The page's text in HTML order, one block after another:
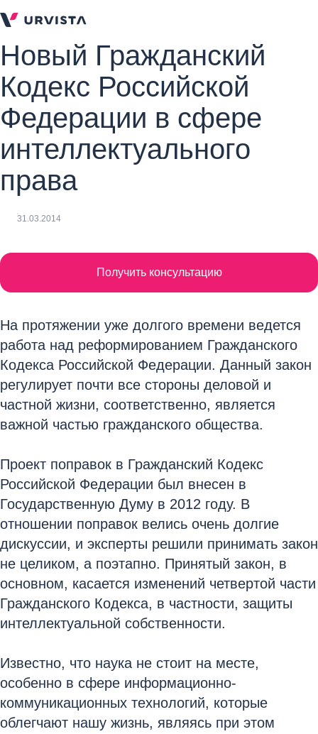
Новый Гражданский
Кодекс Российской
Федерации в сфере
интеллектуального
права
31.03.2014
Получить консультацию
На протяжении уже долгого времени ведется
работа над реформированием Гражданского
Кодекса Российской Федерации. Данный закон
регулирует почти все стороны деловой и
частной жизни, соответственно, является
важной частью гражданского общества.
Проект поправок в Гражданский Кодекс
Российской Федерации был внесен в
Государственную Думу в 2012 году. В
отношении поправок велись очень долгие
дискуссии, и эксперты решили принимать закон
не целиком, а поэтапно. Принятый закон, в
основном, касается изменений четвертой части
Гражданского Кодекса, в частности, защиты
интеллектуальной собственности.
Известно, что наука не стоит на месте,
особенно в сфере информационно-
коммуникационных технологий, которые
облегчают нашу жизнь, являясь при этом